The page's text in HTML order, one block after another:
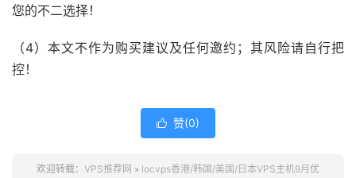
您的不二选择！
（4）本文不作为购买建议及任何邀约；其风险请自行把
控！
 赞(0)
欢迎转载： VPS推荐网 » locvps香港/韩国/美国/日本VPS主机9月优